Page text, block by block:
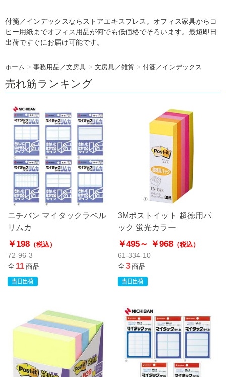
付箋／インデックスならストアエキスプレス。オフィス家具からコ
ピー用紙までオフィス用品が何でも低価格でそろいます。最短即日
出荷ですぐにお届け可能です。
ホーム >事務用品／文房具 > 文房具／雑貨 > 付箋／インデックス
売れ筋ランキング
ニチバン マイタックラベル
リムカ
￥198 （税込）
72-96-3
全11商品
3Mポストイット 超徳用パ
ック 蛍光カラー
￥495～ ￥968（税込）
61-334-10
全3商品